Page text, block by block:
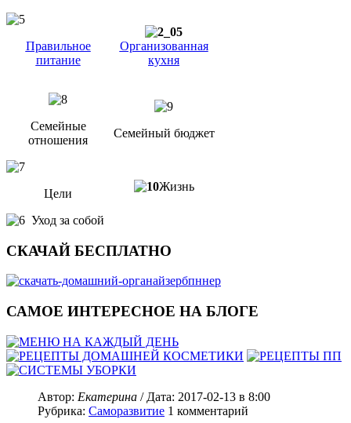
Правильное
питание
Организованная
кухня
Семейные
отношения
Семейный бюджет
Цели
Жизнь
Уход за собой
СКАЧАЙ БЕСПЛАТНО
САМОЕ ИНТЕРЕСНОЕ НА БЛОГЕ
Автор: Екатерина / Дата: 2017-02-13 в 8:00
Рубрика: Саморазвитие 1 комментарий